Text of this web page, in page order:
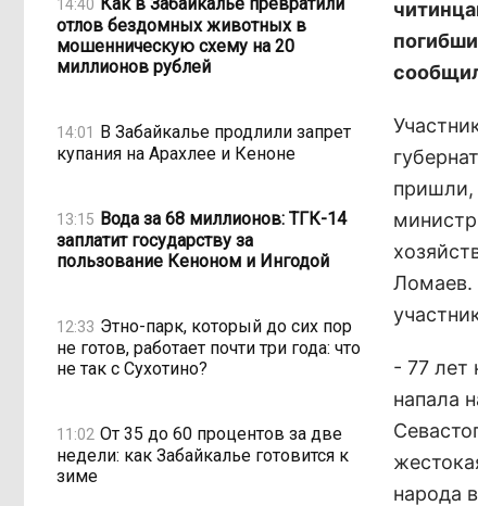
14:40
отлов бездомных животных в
мошенническую схему на 20
миллионов рублей
14:01 В Забайкалье продлили запрет
купания на Арахлее и Кеноне
13:15 Вода за 68 миллионов: ТГК-14
заплатит государству за
пользование Кеноном и Ингодой
12:33 Этно-парк, который до сих пор
не готов, работает почти три года: что
не так с Сухотино?
11:02 От 35 до 60 процентов за две
недели: как Забайкалье готовится к
зиме
пришли,
Ломаев.
- 77 лет
напала
народа